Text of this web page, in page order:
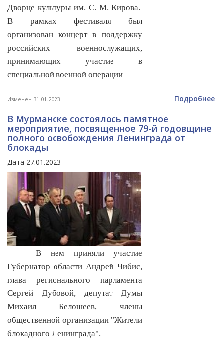
Дворце культуры им. С. М. Кирова.
В рамках фестиваля был
организован концерт в поддержку
российских военнослужащих,
принимающих участие в
специальной военной операции
Изменен 31.01.2023 Подробнее
В Мурманске состоялось памятное
мероприятие, посвященное 79-й годовщине
полного освобождения Ленинграда от
блокады
Дата 27.01.2023
В нем приняли участие
Губернатор области Андрей Чибис,
глава регионального парламента
Сергей Дубовой, депутат Думы
Михаил Белошеев, члены
общественной организации "Жители
блокадного Ленинграда".